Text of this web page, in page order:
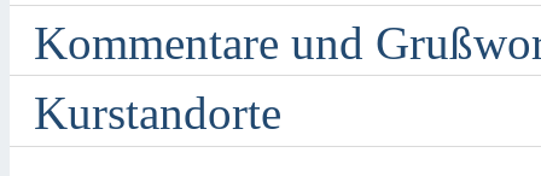
Kommentare und
Kurstandorte